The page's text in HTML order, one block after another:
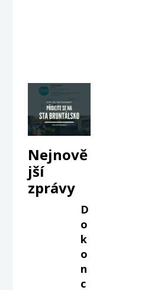
Nejnově
jší
zprávy
D
o
k
o
n
c